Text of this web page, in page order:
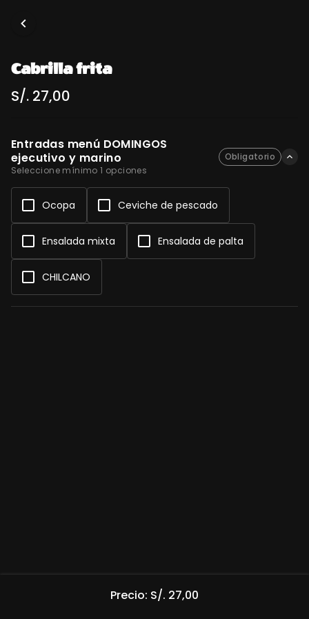
Cabrilla frita
S/. 27,00
Entradas menú DOMINGOS
ejecutivo y marino
Seleccione mínimo 1 opciones
Obligatorio
Ocopa Ceviche de pescado
Ensalada mixta Ensalada de palta
CHILCANO
Precio: S/. 27,00